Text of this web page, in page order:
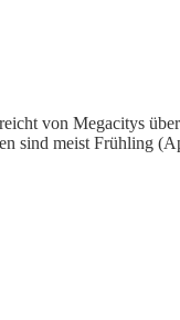
von Megacitys
sind meist Frühling